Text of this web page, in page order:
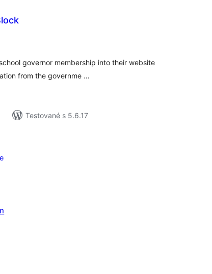
governor membership into their website
from the governme …
Testované s 5.6.17